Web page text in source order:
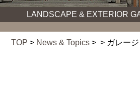
LANDSCAPE & EXTERIOR
TOP > News & Topics > > ガレージ